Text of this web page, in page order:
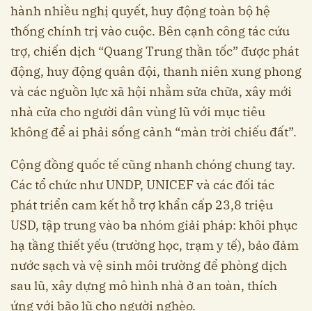
hành nhiều nghị quyết, huy động toàn bộ hệ
thống chính trị vào cuộc. Bên cạnh công tác cứu
trợ, chiến dịch “Quang Trung thần tốc” được phát
động, huy động quân đội, thanh niên xung phong
và các nguồn lực xã hội nhằm sửa chữa, xây mới
nhà cửa cho người dân vùng lũ với mục tiêu
không để ai phải sống cảnh “màn trời chiếu đất”.
Cộng đồng quốc tế cũng nhanh chóng chung tay.
Các tổ chức như UNDP, UNICEF và các đối tác
phát triển cam kết hỗ trợ khẩn cấp 23,8 triệu
USD, tập trung vào ba nhóm giải pháp: khôi phục
hạ tầng thiết yếu (trường học, trạm y tế), bảo đảm
nước sạch và vệ sinh môi trường để phòng dịch
sau lũ, xây dựng mô hình nhà ở an toàn, thích
ứng với bão lũ cho người nghèo.